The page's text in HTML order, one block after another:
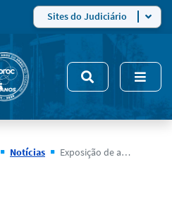
Sites do Judiciário
Notícias Exposição de arte sustentável de escola de Araguaína decora o Hall de entrada do TJTO até sexta-feira (30)